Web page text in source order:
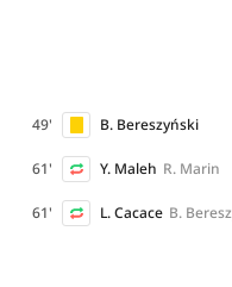
49' B. Bereszyński
61' Y. Maleh R. Marin
61' L. Cacace B.